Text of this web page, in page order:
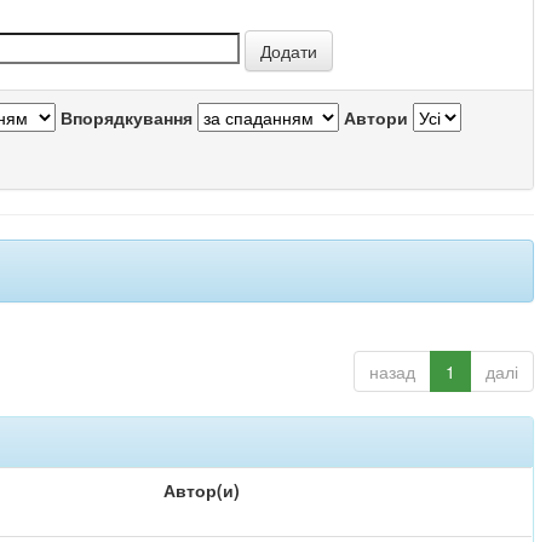
Впорядкування Автори
назад 1 далі
Автор(и)